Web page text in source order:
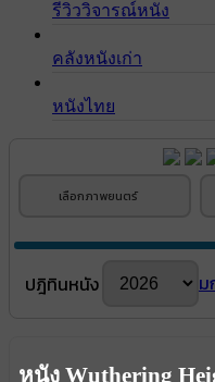
รีวิววิจารณ์หนัง
คลังหนังเก่า
หนังไทย
เลือกภาพยนตร์
ปฎิทินหนัง ม
หนัง Wuthering